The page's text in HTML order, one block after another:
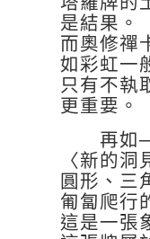
是結果。
而奧修禪
如彩虹一
只有不執
更重要。
再如
〈新的
圓形、三
匍匐爬行
這是一張